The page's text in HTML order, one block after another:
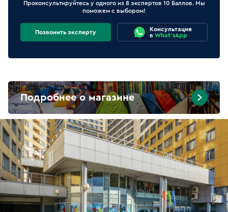
Проконсультируйтесь у одного из 8 экспертов 10 Баллов. Мы
поможем с выбором!
Позвонить эксперту
Консультация
в What'sApp
Подробнее о магазине